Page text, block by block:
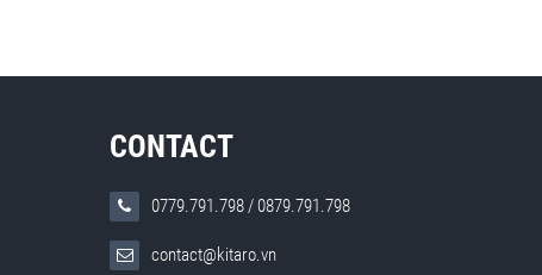
CONTACT
0779.791.798/0879.791.798
contact@kitaro.vn